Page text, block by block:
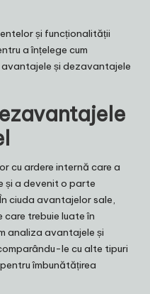
și funcționalității
a înțelege cum
și dezavantajele
cu ardere internă care a
și a devenit o parte
ciuda avantajelor sale,
trebuie luate în
analiza avantajele și
le cu alte tipuri
îmbunătățirea